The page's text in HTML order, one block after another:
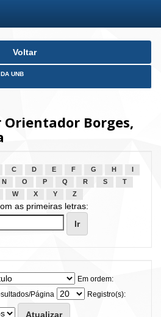
Voltar
UNB
Borges,
C D E F G H
N O P Q R S
T
W X Y Z
as primeiras letras:
Em ordem:
Página
Registro(s):